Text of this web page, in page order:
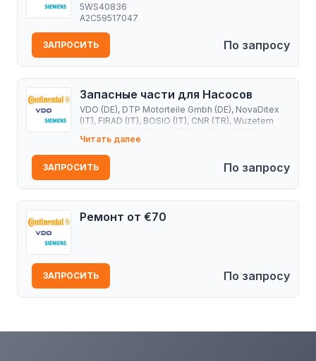
5WS40836
A2C59517047
По запросу
ЗАПРОСИТЬ
Запасные части для Насосов
VDO (DE), DTP Motorteile Gmbh (DE), NovaDitex
(IT), FIRAD (IT), BOSIO (IT), CNR (TR), Wuzetem
(PL), STAR (IT), SPACO (IT), KS (China)DTP
Motorteile Gmbh (DE), NovaDitex (IT), FIRAD (IT),
BOSIO (IT), Wuzetem (PL), STAR (IT), SPACO (IT),
CNR (TR), KS (China)
Читать далее
По запросу
ЗАПРОСИТЬ
Ремонт от €70
По запросу
ЗАПРОСИТЬ